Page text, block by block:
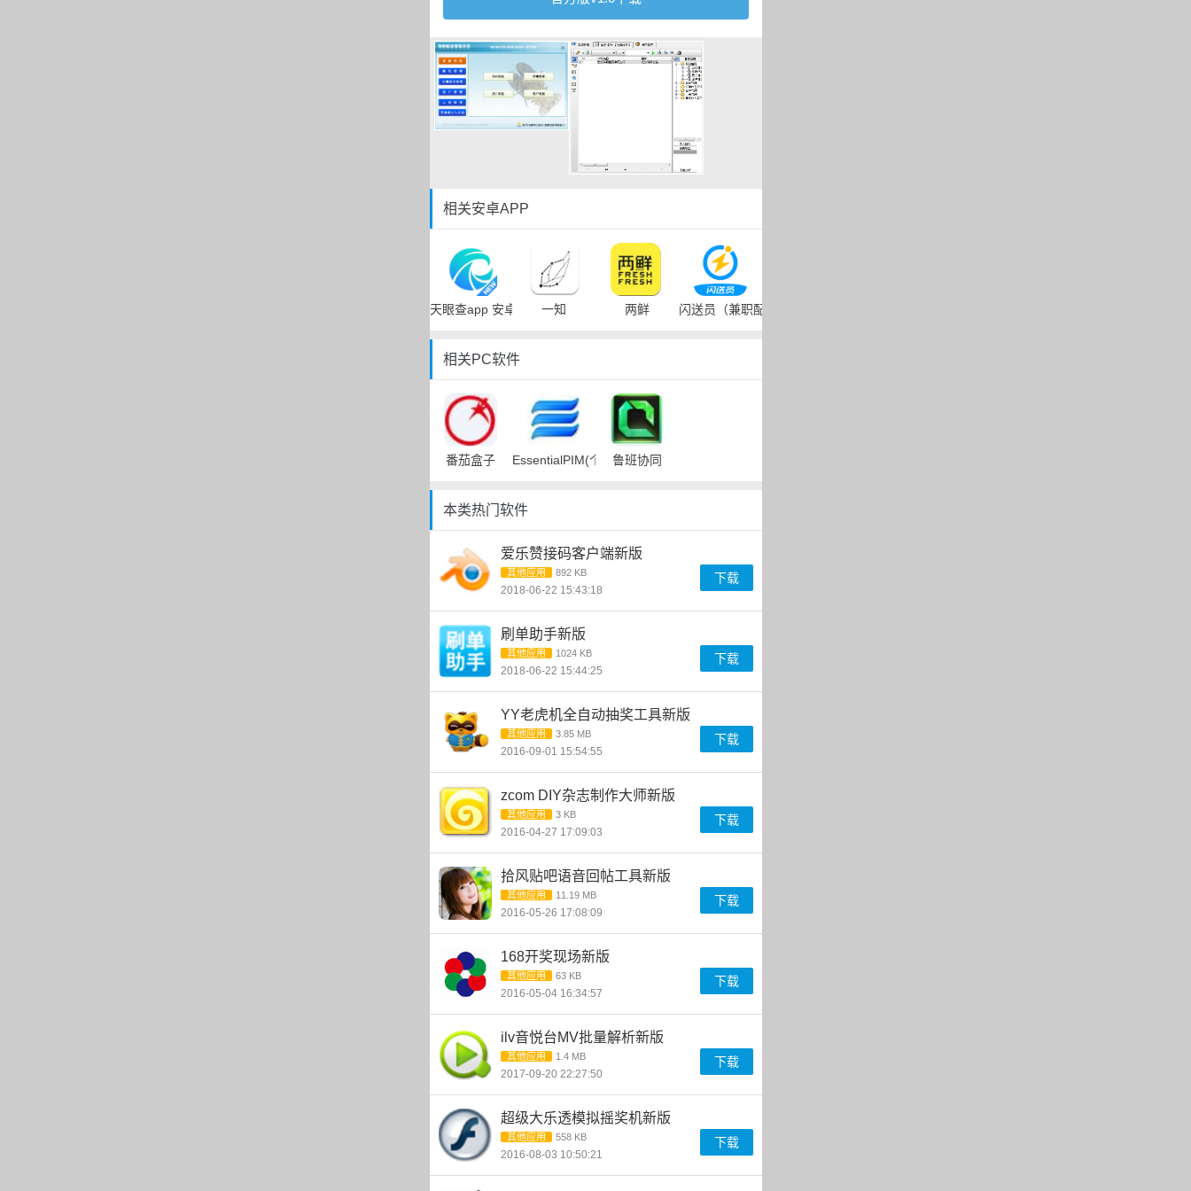
相关安卓APP
天眼查app 安卓客户端一知 两鲜 闪送员（兼职配送app）
相关PC软件
番茄盒子 EssentialPIM(个人信息管理)
鲁班协同
本类热门软件
爱乐赞接码客户端新版
其他应用 892 KB
2018-06-22 15:43:18
下载
刷单助手新版
其他应用 1024 KB
2018-06-22 15:44:25
下载
YY老虎机全自动抽奖工具新版
其他应用 3.85 MB
2016-09-01 15:54:55
下载
zcom DIY杂志制作大师新版
其他应用 3 KB
2016-04-27 17:09:03
下载
拾风贴吧语音回帖工具新版
其他应用 11.19 MB
2016-05-26 17:08:09
下载
168开奖现场新版
其他应用 63 KB
2016-05-04 16:34:57
下载
ilv音悦台MV批量解析新版
其他应用 1.4 MB
2017-09-20 22:27:50
下载
超级大乐透模拟摇奖机新版
其他应用 558 KB
2016-08-03 10:50:21
下载